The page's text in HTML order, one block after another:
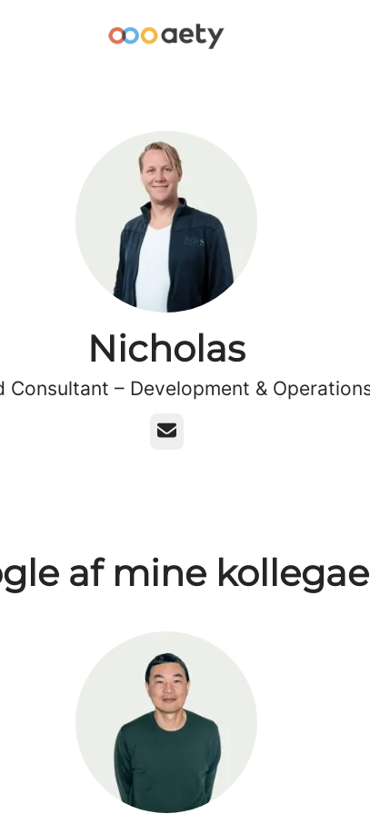
Nicholas
Consultant – Development &
E-mail
af mine